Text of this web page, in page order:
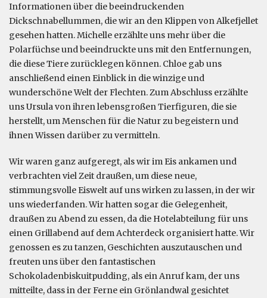
Informationen über die beeindruckenden
Dickschnabellummen, die wir an den Klippen von Alkefjellet
gesehen hatten. Michelle erzählte uns mehr über die
Polarfüchse und beeindruckte uns mit den Entfernungen,
die diese Tiere zurücklegen können. Chloe gab uns
anschließend einen Einblick in die winzige und
wunderschöne Welt der Flechten. Zum Abschluss erzählte
uns Ursula von ihren lebensgroßen Tierfiguren, die sie
herstellt, um Menschen für die Natur zu begeistern und
ihnen Wissen darüber zu vermitteln.
Wir waren ganz aufgeregt, als wir im Eis ankamen und
verbrachten viel Zeit draußen, um diese neue,
stimmungsvolle Eiswelt auf uns wirken zu lassen, in der wir
uns wiederfanden. Wir hatten sogar die Gelegenheit,
draußen zu Abend zu essen, da die Hotelabteilung für uns
einen Grillabend auf dem Achterdeck organisiert hatte. Wir
genossen es zu tanzen, Geschichten auszutauschen und
freuten uns über den fantastischen
Schokoladenbiskuitpudding, als ein Anruf kam, der uns
mitteilte, dass in der Ferne ein Grönlandwal gesichtet